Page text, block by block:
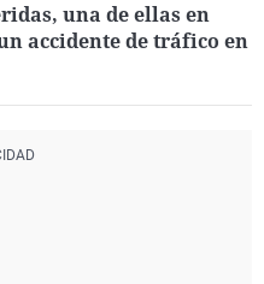
una de ellas en
accidente de tráfico en